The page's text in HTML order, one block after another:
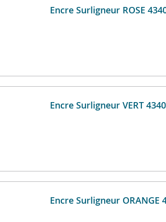
Encre Surligneur ROSE
Encre Surligneur VERT
Encre Surligneur ORANGE